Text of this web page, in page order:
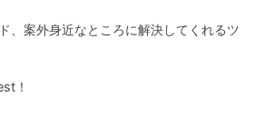
、案外身近なところに解決してくれるツ
！